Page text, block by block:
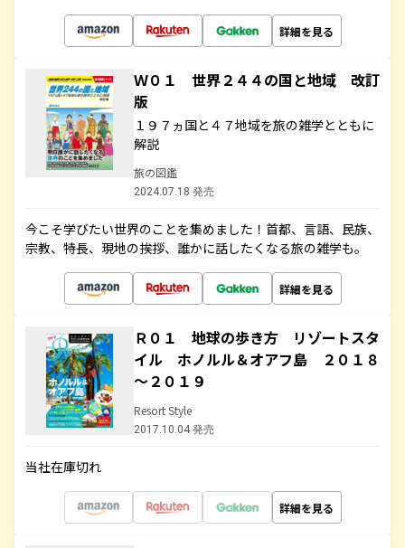
詳細を見る
Ｗ０１ 世界２４４の国と地域 改訂
版
１９７ヵ国と４７地域を旅の雑学とともに
解説
旅の図鑑
2024.07.18 発売
今こそ学びたい世界のことを集めました！首都、言語、民族、
宗教、特長、現地の挨拶、誰かに話したくなる旅の雑学も。
詳細を見る
Ｒ０１ 地球の歩き方 リゾートスタ
イル ホノルル＆オアフ島 ２０１８
～２０１９
Resort Style
2017.10.04 発売
当社在庫切れ
詳細を見る